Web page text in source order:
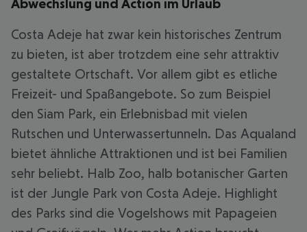
Abwechslung und Action im Urlaub
Costa Adeje hat zwar kein historisches Zentrum
zu bieten, ist aber trotzdem eine sehr attraktiv
gestaltete Ortschaft. Vor allem gibt es etliche
Freizeit- und Spaßangebote. So zum Beispiel
den Siam Park, ein Erlebnisbad mit vielen
Rutschen und Unterwassertunneln. Das Aqualand
bietet ähnliche Attraktionen und ist bei Familien
sehr beliebt. Halb Zoo, halb botanischer Garten
ist der Jungle Park von Costa Adeje. Highlight
des Parks sind die Vogelshows mit Papageien